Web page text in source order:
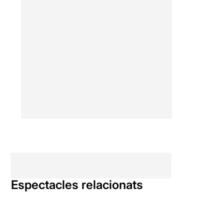
Espectacles relacionats